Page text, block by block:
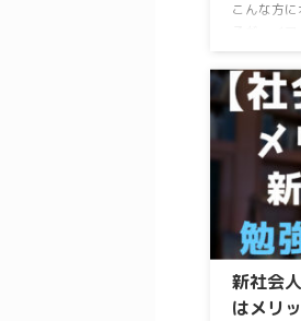
こんな方
い。 読了
で「頑張
「資格の
れなくて
ういう方
点が見え
考え方を
で上がる
新社会
はメリ